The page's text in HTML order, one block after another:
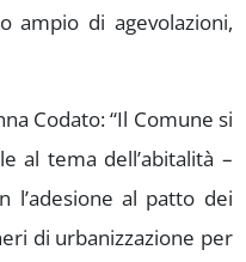
ampio di agevolazioni,
Codato: “Il Comune si
al tema dell’abitalità –
l’adesione al patto dei
di urbanizzazione per